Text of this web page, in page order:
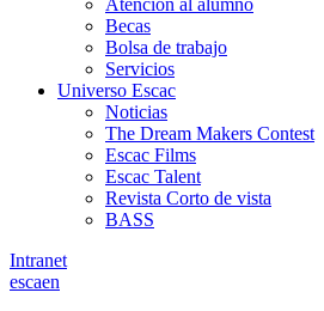
Atención al alumno
Becas
Bolsa de trabajo
Servicios
Universo Escac
Noticias
The Dream Makers Contest
Escac Films
Escac Talent
Revista Corto de vista
BASS
Intranet
escaen